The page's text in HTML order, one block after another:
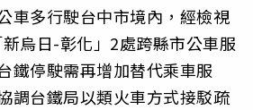
車多行駛台中市境內，經檢視
新烏日-彰化」2處跨縣市公車服
鐵停駛需再增加替代乘車服
調台鐵局以類火車方式接駁疏